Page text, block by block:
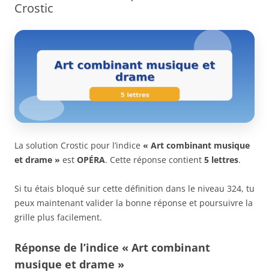
Crostic
La solution Crostic pour l’indice « Art combinant musique
et drame » est OPÉRA. Cette réponse contient 5 lettres.
Si tu étais bloqué sur cette définition dans le niveau 324, tu
peux maintenant valider la bonne réponse et poursuivre la
grille plus facilement.
Réponse de l’indice « Art combinant
musique et drame »